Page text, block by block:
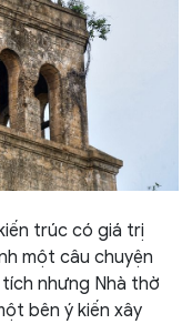
trúc có giá trị
một câu chuyện
nhưng Nhà thờ
bên ý kiến xây